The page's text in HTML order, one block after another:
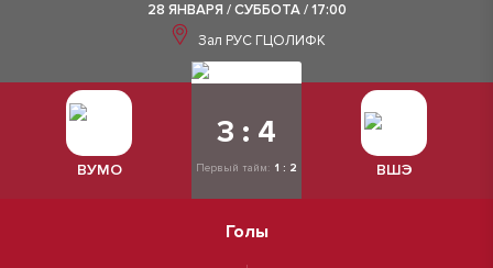
28 ЯНВАРЯ / СУББОТА / 17:00
Зал РУС ГЦОЛИФК
ВУМО
3 : 4
Первый тайм: 1 : 2 ВШЭ
Голы